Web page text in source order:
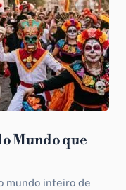
Mundo que
mundo inteiro de